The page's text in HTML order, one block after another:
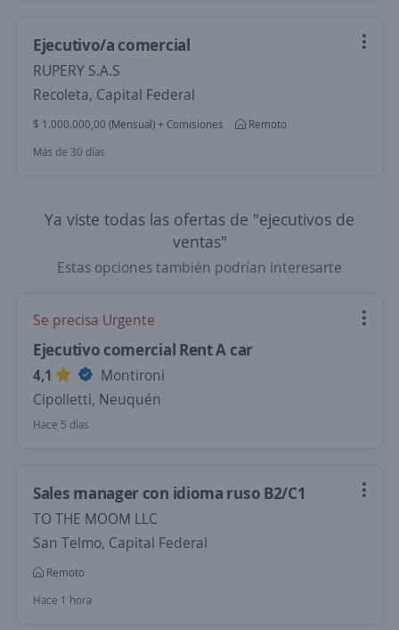
Ejecutivo/a comercial
RUPERY S.A.S
Recoleta, Capital Federal
$ 1.000.000,00 (Mensual) + Comisiones
Remoto
Más de 30 días
Ya viste todas las ofertas de "ejecutivos de
ventas"
Estas opciones también podrían interesarte
Se precisa Urgente
Ejecutivo comercial Rent A car
4,1
Montironi
Cipolletti, Neuquén
Hace 5 días
Sales manager con idioma ruso B2/C1
TO THE MOOM LLC
San Telmo, Capital Federal
Remoto
Hace 1 hora